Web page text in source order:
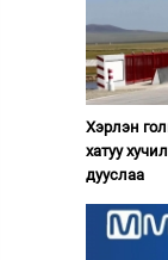
Хэрлэн
хатуу
дууслаа